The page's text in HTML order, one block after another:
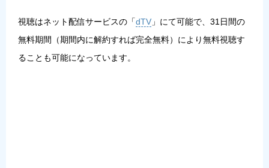
視聴はネット配信サービスの「dTV 」にて可能で、31日間の
無料期間（期間内に解約すれば完全無料）により無料視聴す
ることも可能になっています。